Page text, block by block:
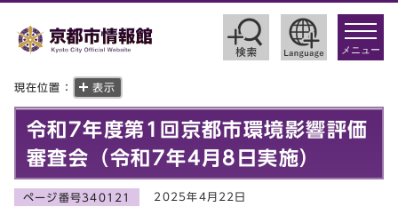
toggle
メニュー
現在位置： 表示
令和7年度第1回京都市環境影響評価
審査会（令和7年4月8日実施）
ページ番号340121 2025年4月22日